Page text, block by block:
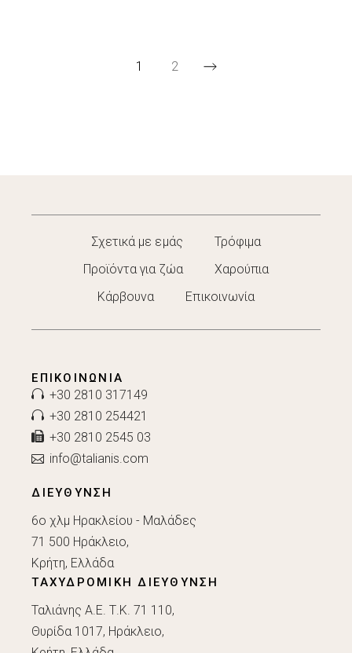
1 2
Σχετικά με εμάς
Τρόφιμα
Προϊόντα για ζώα
Χαρούπια
Κάρβουνα
Επικοινωνία
ΕΠΙΚΟΙΝΩΝΊΑ
+30 2810 317149
+30 2810 254421
+30 2810 2545 03
info@talianis.com
ΔΙΕΥΘΥΝΣΗ
6ο χλμ Ηρακλείου - Μαλάδες
71 500 Ηράκλειο,
Κρήτη, Ελλάδα
ΤΑΧΥΔΡΟΜΙΚΗ ΔΙΕΥΘΥΝΣΗ
Ταλιάνης Α.Ε. Τ.Κ. 71 110,
Θυρίδα 1017, Ηράκλειο,